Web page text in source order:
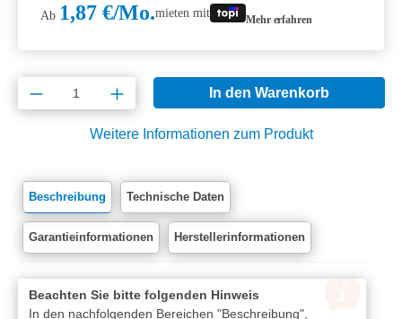
Ab 1,87 €/Mo.mieten mit Mehr erfahren
Produkt Anzahl: Gib den gewünschten
In den Warenkorb
Weitere Informationen zum Produkt
Beschreibung Technische Daten
Garantieinformationen Herstellerinformationen
Beachten Sie bitte folgenden Hinweis
In den nachfolgenden Bereichen "Beschreibung",